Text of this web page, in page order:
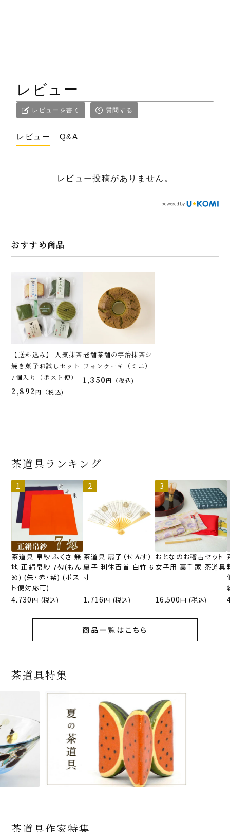
レビュー
レビューを書く 質問する
レビュー Q&A
レビュー投稿がありません。
おすすめ商品
【送料込み】 人気抹茶
焼き菓子お試しセット
7個入り（ポスト便）
2,892 税込
老舗茶舗の宇治抹茶シ
フォンケーキ（ミニ）
1,350 税込
茶道具ランキング
茶道具 帛紗 ふくさ 無
地 正絹帛紗 7匁(もん
め) (朱・赤・紫) (ポス
ト便対応可)
4,730 (税込)
茶道具 扇子（せんす）
扇子 利休百首 白竹 6
寸
1,716 (税込)
おとなのお稽古セット
女子用 裏千家 茶道具
16,500 (税込)
商品一覧はこちら
茶道具特集
茶道具作家特集